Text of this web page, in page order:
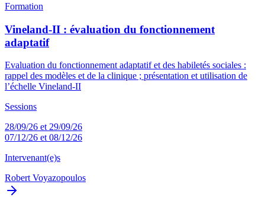
Formation
Vineland-II : évaluation du fonctionnement
adaptatif
Evaluation du fonctionnement adaptatif et des habiletés sociales :
rappel des modèles et de la clinique ; présentation et utilisation de
l’échelle Vineland-II
Sessions
28/09/26 et 29/09/26
07/12/26 et 08/12/26
Intervenant(e)s
Robert Voyazopoulos